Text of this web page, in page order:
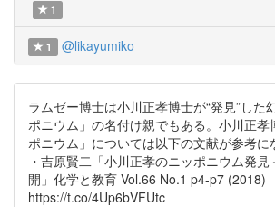
1
1 @likayumiko
ラムゼー博士は小川正孝博士が“発見”した
ポニウム」の名付け親でもある。小川正孝
ポニウム」については以下の文献が参考
・吉原賢二「小川正孝のニッポニウム発
開」化学と教育 Vol.66 No.1 p4-p7 (2018)
https://t.co/4Up6bVFUtc